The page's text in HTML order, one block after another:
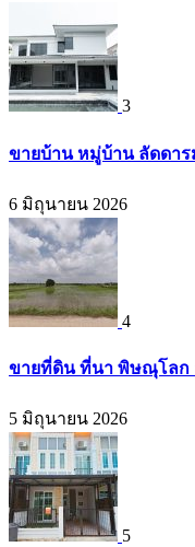
3
ขายบ้าน หมู่บ้าน ลัดดาร
6 มิถุนายน 2026
4
ขายที่ดิน ที่นา พิษณุโลก อ
5 มิถุนายน 2026
5